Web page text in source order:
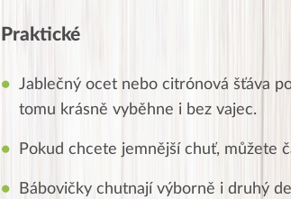
Praktické
Jablečný ocet nebo citrónová šťáva
tomu krásně vyběhne i bez vajec.
Pokud chcete jemnější chuť, můžete
Bábovičky chutnají výborně i druhý